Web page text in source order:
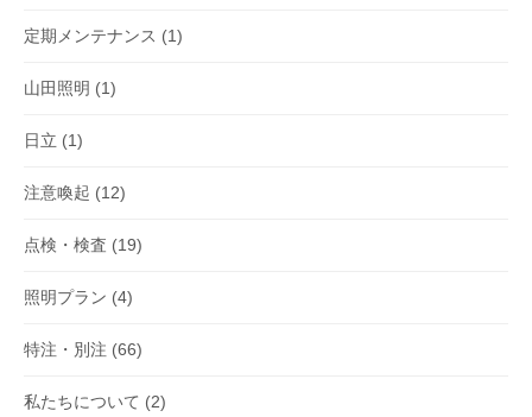
定期メンテナンス (1)
山田照明 (1)
日立 (1)
注意喚起 (12)
点検・検査 (19)
照明プラン (4)
特注・別注 (66)
私たちについて (2)